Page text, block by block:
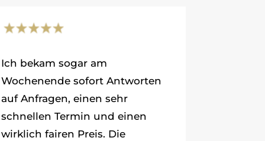
Ich bekam sogar am
Wochenende sofort Antworten
auf Anfragen, einen sehr
schnellen Termin und einen
wirklich fairen Preis. Die